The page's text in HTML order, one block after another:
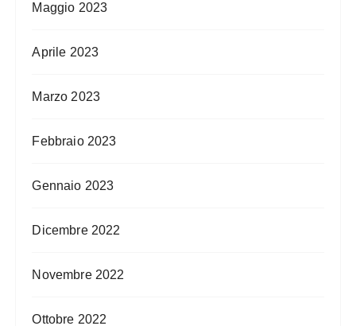
Maggio 2023
Aprile 2023
Marzo 2023
Febbraio 2023
Gennaio 2023
Dicembre 2022
Novembre 2022
Ottobre 2022